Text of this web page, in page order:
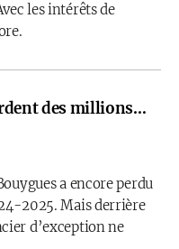
les intérêts de
des millions…
a encore perdu
2025. Mais derrière
d’exception ne